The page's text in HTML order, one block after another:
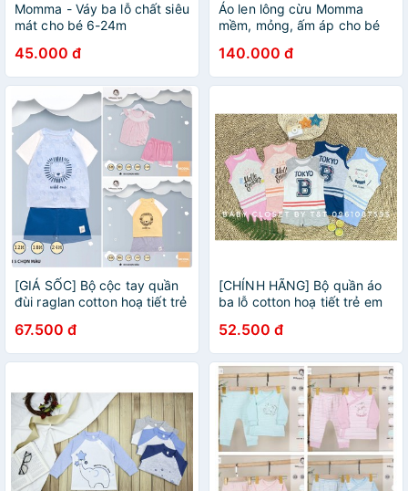
Momma - Váy ba lỗ chất siêu
mát cho bé 6-24m
45.000 đ
Áo len lông cừu Momma
mềm, mỏng, ấm áp cho bé
140.000 đ
[GIÁ SỐC] Bộ cộc tay quần
đùi raglan cotton hoạ tiết trẻ
67.500 đ
[CHÍNH HÃNG] Bộ quần áo
ba lỗ cotton hoạ tiết trẻ em
52.500 đ